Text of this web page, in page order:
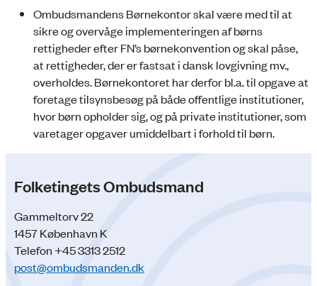
Ombudsmandens Børnekontor skal være med til at
sikre og overvåge implementeringen af børns
rettigheder efter FN’s børnekonvention og skal påse,
at rettigheder, der er fastsat i dansk lovgivning mv.,
overholdes. Børnekontoret har derfor bl.a. til opgave at
foretage tilsynsbesøg på både offentlige institutioner,
hvor børn opholder sig, og på private institutioner, som
varetager opgaver umiddelbart i forhold til børn.
Folketingets Ombudsmand
Gammeltorv 22
1457 København K
Telefon +45 3313 2512
post@ombudsmanden.dk